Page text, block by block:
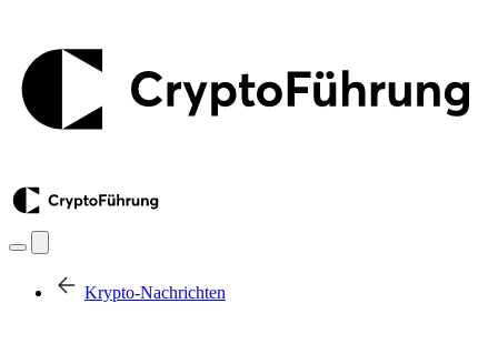
Krypto-Nachrichten